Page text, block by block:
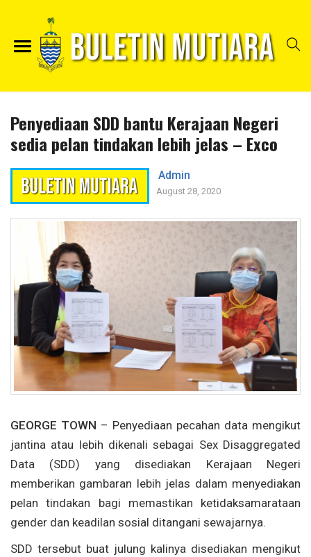
Penyediaan SDD bantu Kerajaan Negeri
sedia pelan tindakan lebih jelas – Exco
Admin
August 28, 2020
GEORGE TOWN – Penyediaan pecahan data mengikut
jantina atau lebih dikenali sebagai Sex Disaggregated
Data (SDD) yang disediakan Kerajaan Negeri
memberikan gambaran lebih jelas dalam menyediakan
pelan tindakan bagi memastikan ketidaksamarataan
gender dan keadilan sosial ditangani sewajarnya.
SDD tersebut buat julung kalinya disediakan mengikut